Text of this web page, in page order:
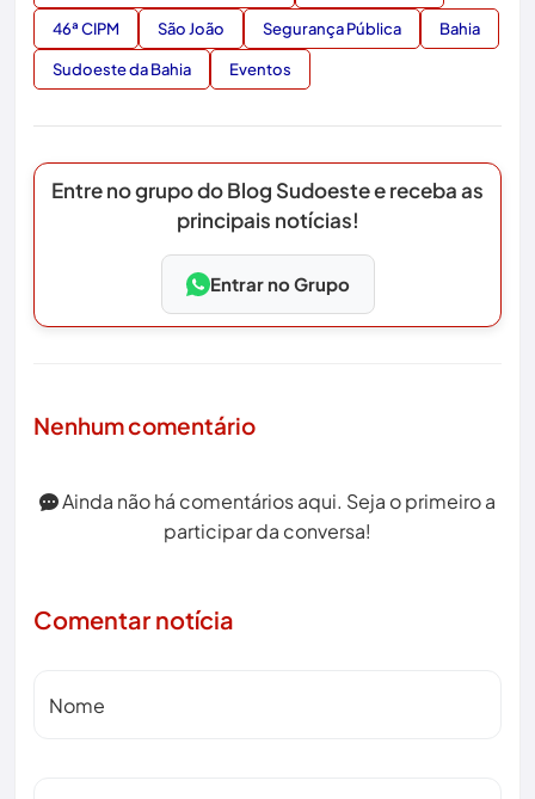
46ª CIPM São João Segurança Pública Bahia
Sudoeste da Bahia Eventos
Entre no grupo do Blog Sudoeste e receba as
principais notícias!
Entrar no Grupo
Nenhum comentário
Ainda não há comentários aqui. Seja o primeiro a
participar da conversa!
Comentar notícia
Nome